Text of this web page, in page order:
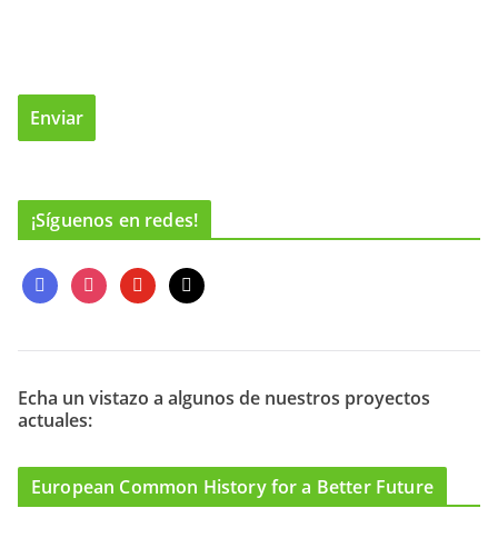
¡Síguenos en redes!
f
a
e
o
o
i
n
t
g
r
m
y
o
t
b
m
a
l
Echa un vistazo a algunos de nuestros proyectos
actuales:
European Common History for a Better Future